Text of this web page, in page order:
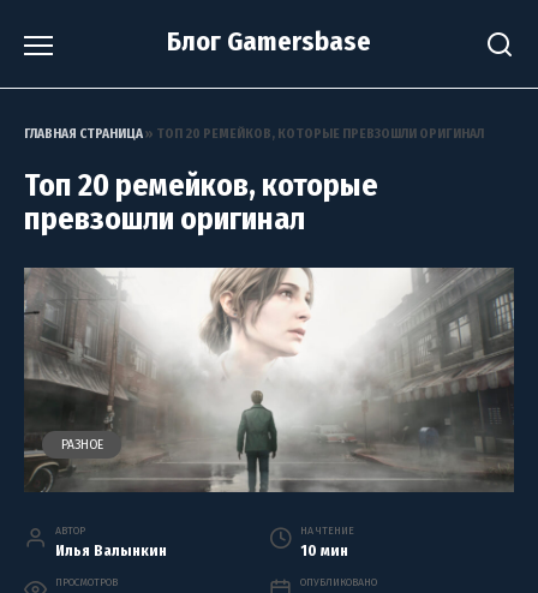
Блог Gamersbase
ГЛАВНАЯ СТРАНИЦА» ТОП 20 РЕМЕЙКОВ, КОТОРЫЕ ПРЕВЗОШЛИ ОРИГИНАЛ
Топ 20 ремейков, которые
превзошли оригинал
РАЗНОЕ
АВТОР
Илья Валынкин
НА ЧТЕНИЕ
10 мин
ПРОСМОТРОВ ОПУБЛИКОВАНО